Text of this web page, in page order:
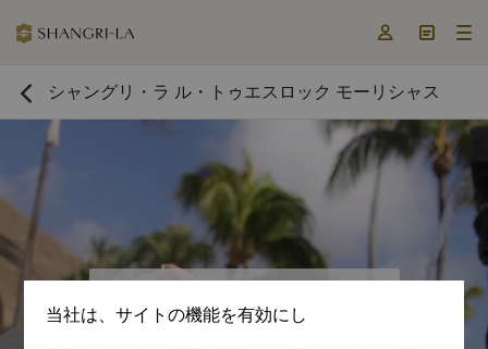
  
 シャングリ・ラ ル・トゥエスロック モーリシャス
当社は、サイトの機能を有効にし